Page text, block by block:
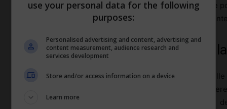
curriculum scolastico degli studenti. Inoltre, le scuole
che i diritti degli studenti siano sempre rispettati
Vie legali per segnalare abusi di
Un’altra dimensione cruciale è l’insegnamento
combattere il lavoro minorile. Le scuole hanno il
sui diritti legali e sui meccanismi disponibili per
use your personal data for the following
purposes:
Personalised advertising and content, advertising and
content measurement, audience research and
services development
Store and/or access information on a device
Learn more